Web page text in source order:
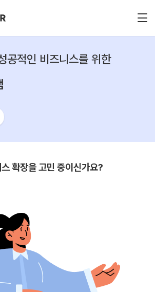
공적인 비즈니스를 위한
확장을 고민 중이신가요?